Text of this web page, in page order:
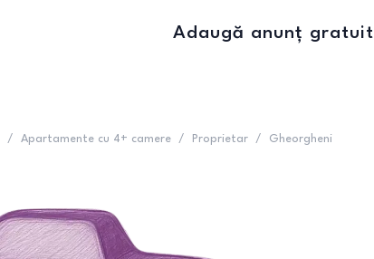
Adaugă anunț gratuit
/ Apartamente cu 4+ camere / Proprietar / Gheorgheni